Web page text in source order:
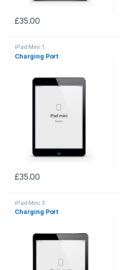
£35.00
iPad Mini 1
Charging Port
£35.00
iPad Mini 3
Charging Port